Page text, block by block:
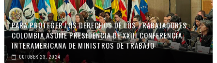
PARA PROTEGER LOS DERECHOS DE LOS TRABAJADORES,
COLOMBIA ASUME PRESIDENCIA DE XXIII CONFERENCIA
INTERAMERICANA DE MINISTROS DE TRABAJO
OCTOBER 23, 2024